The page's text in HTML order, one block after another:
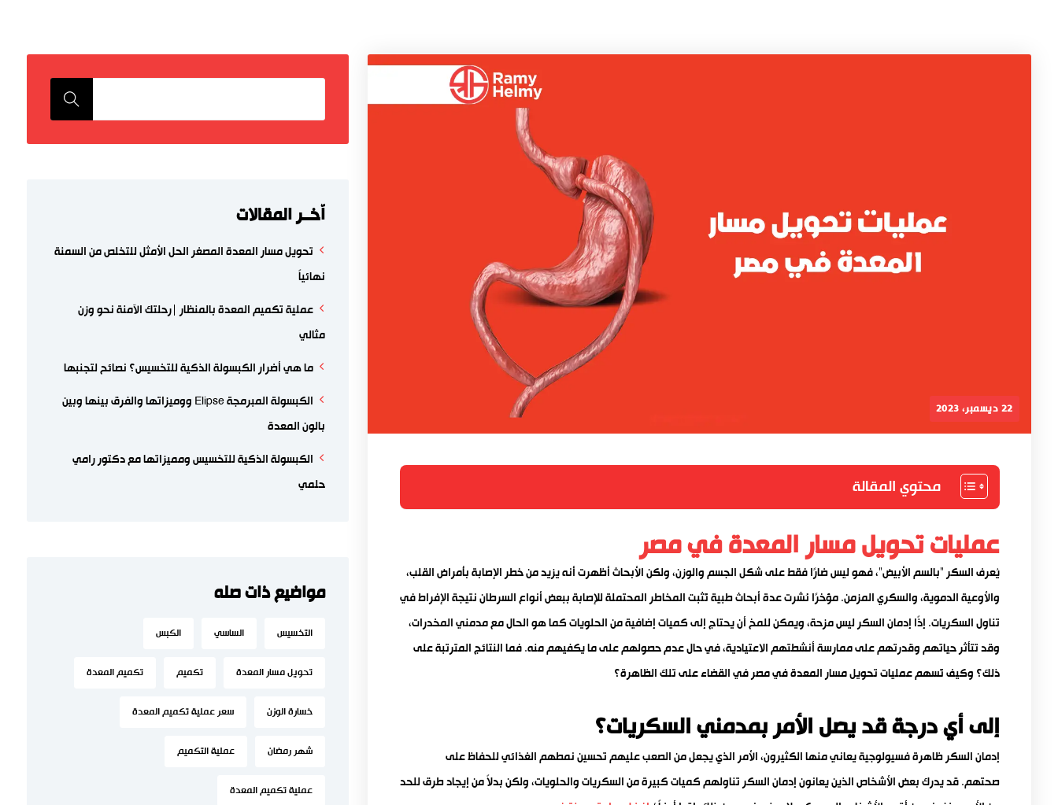
22 ديسمبر، 2023
محتوي المقالة
عمليات تحويل مسار المعدة في مصر
يُعرف السكر “بالسم الأبيض”، فهو ليس ضارًا فقط على شكل الجسم والوزن، ولكن الأبحاث أظهرت أنه يزيد من خطر الإصابة بأمراض القلب،
والأوعية الدموية، والسكري المزمن. مؤخرًا نُشرت عدة أبحاث طبية تُثبت المخاطر المحتملة للإصابة ببعض أنواع السرطان نتيجة الإفراط في
تناول السكريات. إذًا إدمان السكر ليس مزحة، ويمكن للمخ أن يحتاج إلى كميات إضافية من الحلويات كما هو الحال مع مدمني المخدرات،
وقد تتأثر حياتهم وقدرتهم على ممارسة أنشطتهم الاعتيادية، في حال عدم حصولهم على ما يكفيهم منه. فما النتائج المترتبة على
ذلك؟ وكيف تُسهم عمليات تحويل مسار المعدة في مصر في القضاء على تلك الظاهرة؟
إلى أي درجة قد يصل الأمر بمدمني السكريات؟
إدمان السكر ظاهرة فسيولوجية يعاني منها الكثيرون، الأمر الذي يجعل من الصعب عليهم تحسين نمطهم الغذائي للحفاظ على
صحتهم. قد يدرك بعض الأشخاص الذين يعانون إدمان السكر تناولهم كميات كبيرة من السكريات والحلويات، ولكن بدلاً من إيجاد طرق للحد
اّخــر المقالات
تحويل مسار المعدة المصغر الحل الأمثل للتخلص من السمنة
نهائياً
عملية تكميم المعدة بالمنظار |رحلتك الآمنة نحو وزن
مثالي
ما هي أضرار الكبسولة الذكية للتخسيس؟ نصائح لتجنبها
الكبسولة المبرمجة Elipse ووميزاتها والفرق بينها وبين
بالون المعدة
الكبسولة الذكية للتخسيس ومميزاتها مع دكتور رامي
حلمي
مواضيع ذات صله
التخسيس الساسي الكبس
تحويل مسار المعدة تكميم تكميم المعدة
خسارة الوزن سعر عملية تكميم المعدة
شهر رمضان عملية التكميم
عملية تكميم المعدة